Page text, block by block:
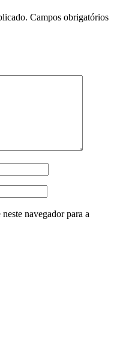
Campos obrigatórios
navegador para a